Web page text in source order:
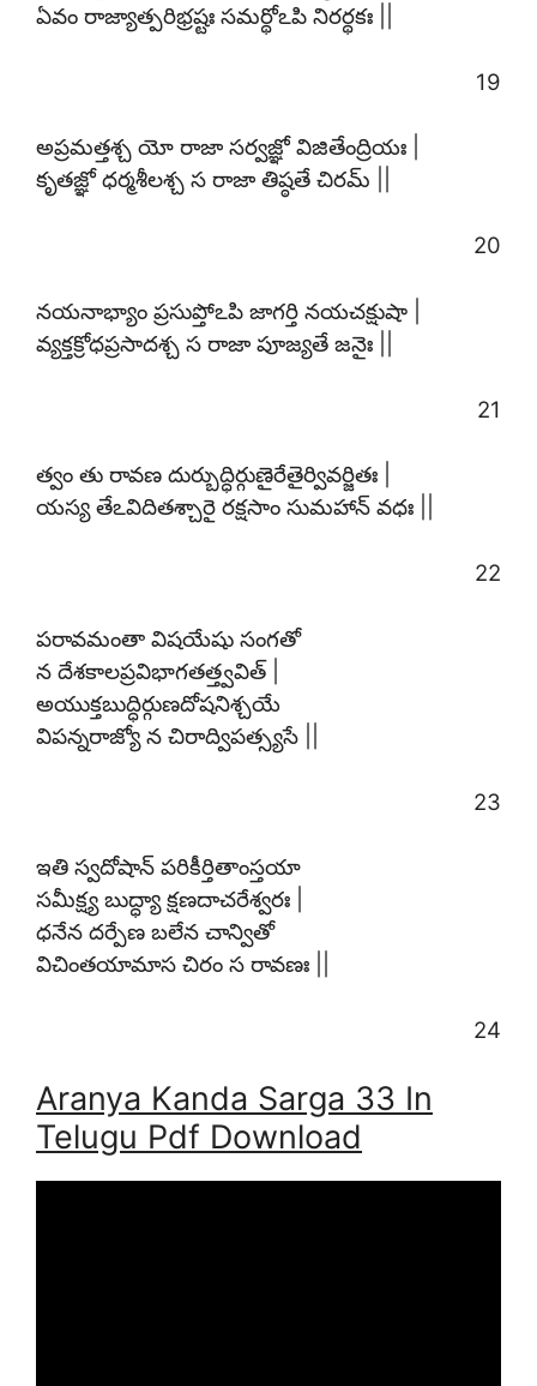
ఏవం రాజ్యాత్పరిభ్రష్టః సమర్థోఽపి నిరర్థకః ||
19
అప్రమత్తశ్చ యో రాజా సర్వజ్ఞో విజితేంద్రియః |
కృతజ్ఞో ధర్మశీలశ్చ స రాజా తిష్ఠతే చిరమ్ ||
20
నయనాభ్యాం ప్రసుప్తోఽపి జాగర్తి నయచక్షుషా |
వ్యక్తక్రోధప్రసాదశ్చ స రాజా పూజ్యతే జనైః ||
21
త్వం తు రావణ దుర్బుద్ధిర్గుణైరేతైర్వివర్జితః |
యస్య తేఽవిదితశ్చారై రక్షసాం సుమహాన్ వధః ||
22
పరావమంతా విషయేషు సంగతో
న దేశకాలప్రవిభాగతత్త్వవిత్ |
అయుక్తబుద్ధిర్గుణదోషనిశ్చయే
విపన్నరాజ్యో న చిరాద్విపత్స్యసే ||
23
ఇతి స్వదోషాన్ పరికీర్తితాంస్తయా
సమీక్ష్య బుద్ధ్యా క్షణదాచరేశ్వరః |
ధనేన దర్పేణ బలేన చాన్వితో
విచింతయామాస చిరం స రావణః ||
24
Aranya Kanda Sarga 33 In
Telugu Pdf Download